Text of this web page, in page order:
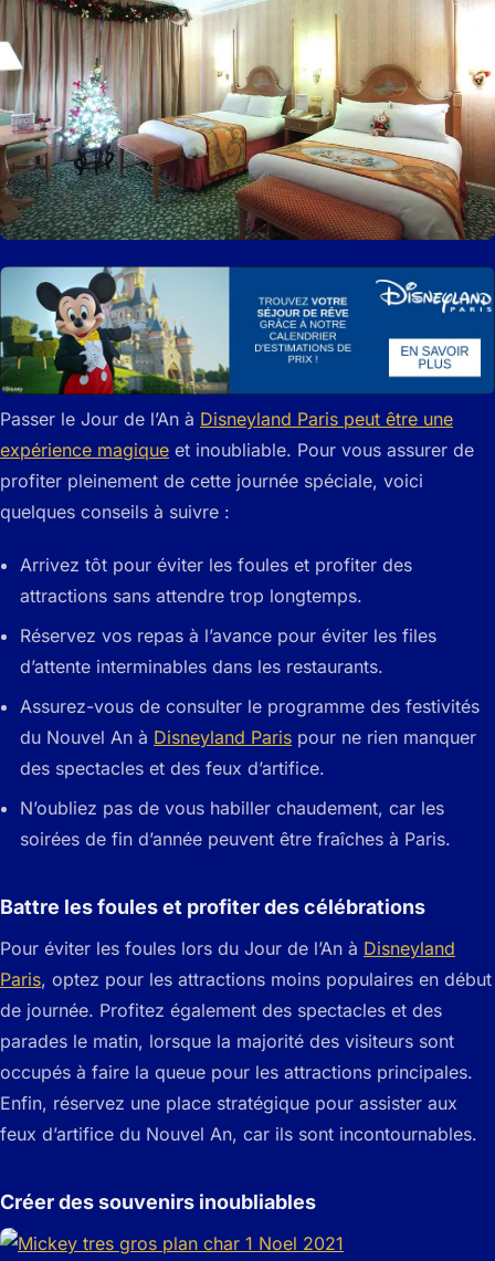
Passer le Jour de l’An à Disneyland Paris peut être une
expérience magique et inoubliable. Pour vous assurer de
profiter pleinement de cette journée spéciale, voici
quelques conseils à suivre :
Arrivez tôt pour éviter les foules et profiter des
attractions sans attendre trop longtemps.
Réservez vos repas à l’avance pour éviter les files
d’attente interminables dans les restaurants.
Assurez-vous de consulter le programme des festivités
du Nouvel An à Disneyland Paris pour ne rien manquer
des spectacles et des feux d’artifice.
N’oubliez pas de vous habiller chaudement, car les
soirées de fin d’année peuvent être fraîches à Paris.
Battre les foules et profiter des célébrations
Pour éviter les foules lors du Jour de l’An à Disneyland
Paris, optez pour les attractions moins populaires en début
de journée. Profitez également des spectacles et des
parades le matin, lorsque la majorité des visiteurs sont
occupés à faire la queue pour les attractions principales.
Enfin, réservez une place stratégique pour assister aux
feux d’artifice du Nouvel An, car ils sont incontournables.
Créer des souvenirs inoubliables